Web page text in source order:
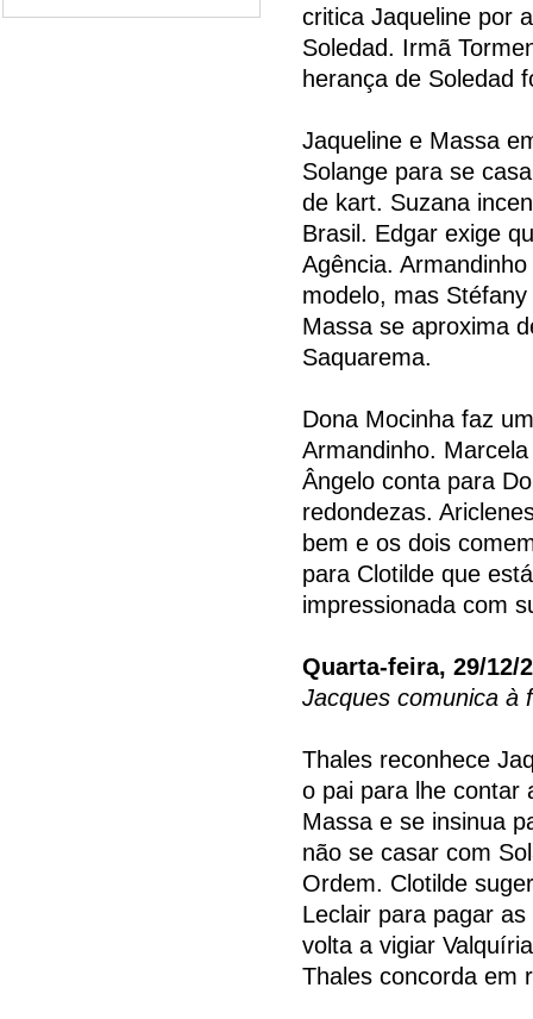
critica Jaqueline por
Soledad. Irmã
herança de Soledad
Jaqueline e Massa
Solange para se
de kart. Suzana
Brasil. Edgar exige
Agência.
modelo, mas
Massa se aproxima
Saquarema.
Dona Mocinha faz
Armandinho.
Ângelo conta para
redondezas.
bem e os dois
para Clotilde que
impressionada com
Quarta-feira, 29/12/
Jacques comunica à
Thales reconhece
o pai para lhe contar
Massa e se insinua
não se casar com
Ordem. Clotilde
Leclair para pagar
volta a vigiar
Thales concorda em